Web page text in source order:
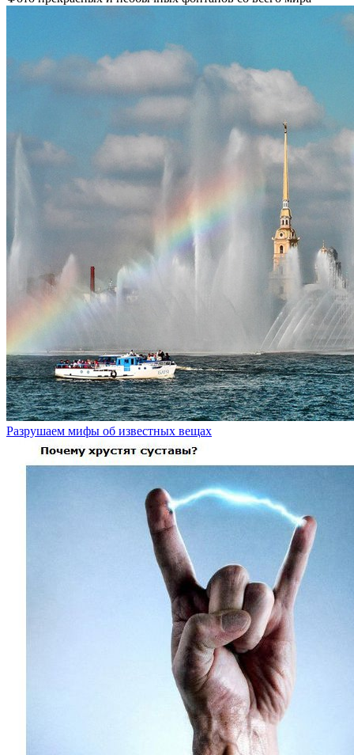
Разрушаем мифы об известных вещах